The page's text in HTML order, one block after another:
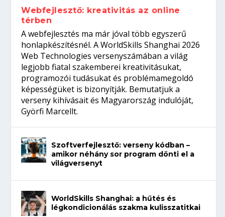
Webfejlesztő: kreativitás az online
térben
A webfejlesztés ma már jóval több egyszerű
honlapkészítésnél. A WorldSkills Shanghai 2026
Web Technologies versenyszámában a világ
legjobb fiatal szakemberei kreativitásukat,
programozói tudásukat és problémamegoldó
képességüket is bizonyítják. Bemutatjuk a
verseny kihívásait és Magyarország indulóját,
Györfi Marcellt.
Szoftverfejlesztő: verseny kódban –
amikor néhány sor program dönti el a
világversenyt
WorldSkills Shanghai: a hűtés és
légkondicionálás szakma kulisszatitkai